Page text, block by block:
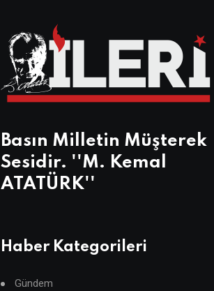
Basın Milletin Müşterek
Sesidir. ''M. Kemal
ATATÜRK''
Haber Kategorileri
Gündem